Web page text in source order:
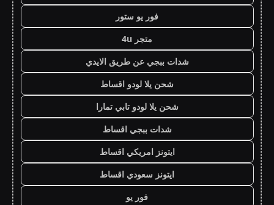
فور يو ستور
متجر 4u
شدات ببجي عن طريق الايدي
شحن يلا لودو اقساط
شحن يلا لودو تابي تمارا
شدات ببجي اقساط
ايتونز امريكي اقساط
ايتونز سعودي اقساط
فور يو